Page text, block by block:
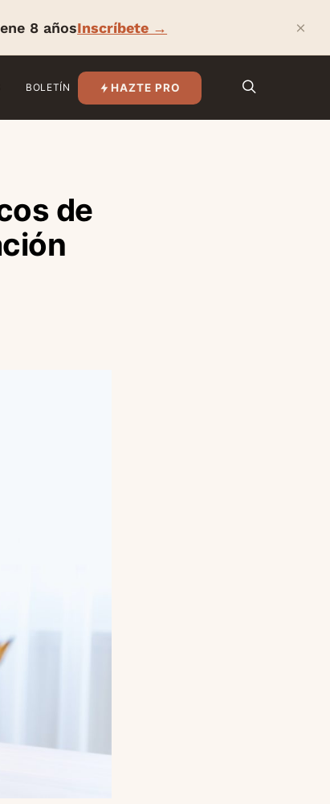
8 añosInscríbete → ×
BOLETÍN HAZTE PRO
de